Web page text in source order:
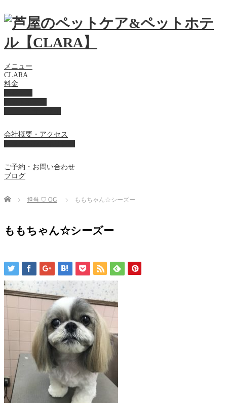
メニュー
CLARA
料金
会社概要・アクセス
ご予約・お問い合わせ
ブログ
Home 担当 ♡ OG ももちゃん☆シーズー
ももちゃん☆シーズー